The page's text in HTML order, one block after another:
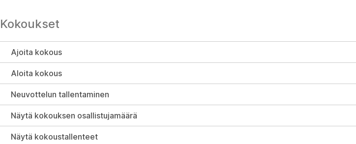
Kokoukset
Ajoita kokous
Aloita kokous
Neuvottelun tallentaminen
Näytä kokouksen osallistujamäärä
Näytä kokoustallenteet